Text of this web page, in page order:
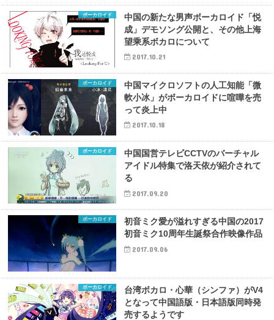
ボーカロイド
中国の新たな男声ボーカロイド「悦
成」デモソング公開と、その他上海
望乘系ボカロについて
2017.10.21
ボーカロイド
中国マイクロソフトの人工知能「微
軟小冰」がボーカロイドに喧嘩を売
って炎上中
2017.10.18
ボーカロイド
中国国営テレビCCTVのバーチャル
アイドル特集で洛天依が紹介されて
る
2017.09.20
ボーカロイド
初音ミク愛が溢れすぎる中国の2017
初音ミク10周年生誕祭合作映像作品
2017.09.06
ボーカロイド
台湾ボカロ・心華（シンファ）がV4
となって中国語版・日本語版同時発
売するようです